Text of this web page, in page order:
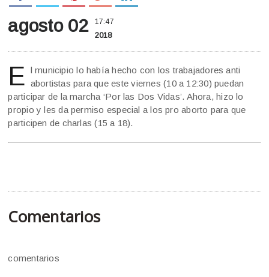
agosto 02 17:47
2018
E l municipio lo había hecho con los trabajadores anti
abortistas para que este viernes (10 a 12:30) puedan
participar de la marcha ‘Por las Dos Vidas’. Ahora, hizo lo
propio y les da permiso especial a los pro aborto para que
participen de charlas (15 a 18).
Comentarios
comentarios